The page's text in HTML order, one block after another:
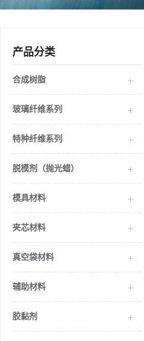
产品分类
合成树脂
玻璃纤维系列
特种纤维系列
脱模剂（抛光蜡）
模具材料
夹芯材料
真空袋材料
辅助材料
胶黏剂